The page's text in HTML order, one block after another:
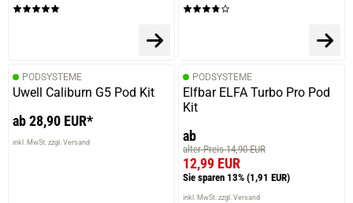
PODSYSTEME
Uwell Caliburn G5 Pod Kit
ab 28,90 EUR*
inkl. MwSt. zzgl. Versand
PODSYSTEME
Elfbar ELFA Turbo Pro Pod
Kit
ab
alter Preis 14,90 EUR
12,99 EUR
Sie sparen 13% (1,91 EUR)
inkl. MwSt. zzgl. Versand